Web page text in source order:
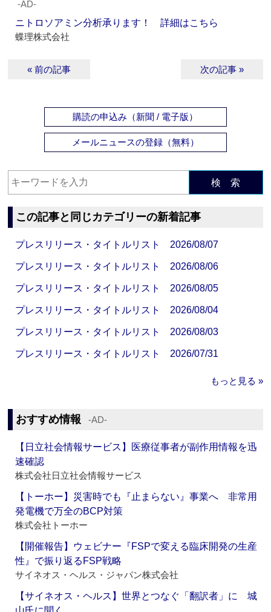
‐AD‐
ニトロソアミン分析承ります！ 詳細はこちら
蝶理株式会社
« 前の記事 次の記事 »
購読の申込み（新聞 / 電子版）
メールニュースの登録（無料）
検 索
この記事と同じカテゴリーの新着記事
プレスリリース・タイトルリスト 2026/08/07
プレスリリース・タイトルリスト 2026/08/06
プレスリリース・タイトルリスト 2026/08/05
プレスリリース・タイトルリスト 2026/08/04
プレスリリース・タイトルリスト 2026/08/03
プレスリリース・タイトルリスト 2026/07/31
もっと見る »
おすすめ情報 ‐AD‐
【日立社会情報サービス】医療従事者が副作用情報を迅
速確認
株式会社日立社会情報サービス
【トーホー】災害時でも『止まらない』事業へ 非常用
発電機で万全のBCP対策
株式会社トーホー
【開催報告】ウェビナー『FSPで変える臨床開発の生産
性』で振り返るFSP戦略
サイネオス・ヘルス・ジャパン株式会社
【サイネオス・ヘルス】世界とつなぐ「翻訳者」に 城